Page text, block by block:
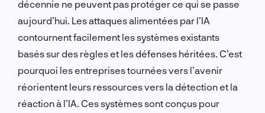
décennie ne peuvent pas protéger ce qui se passe
aujourd’hui. Les attaques alimentées par l’IA
contournent facilement les systèmes existants
basés sur des règles et les défenses héritées. C’est
pourquoi les entreprises tournées vers l’avenir
réorientent leurs ressources vers la détection et la
réaction à l’IA. Ces systèmes sont conçus pour